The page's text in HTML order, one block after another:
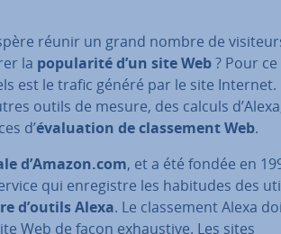
réunir un grand nombre de
la po­pu­la­rité d’un site Web? Pour ce
est le trafic généré par le site Internet.
outils de mesure, des calculs
d’éva­lua­tion de clas­se­ment Web.
d’Amazon.com, et a été fondée en
qui en­re­gistre les habitudes des
d’outils Alexa. Le clas­se­ment Alexa
Web de façon ex­haus­tive. Les sites